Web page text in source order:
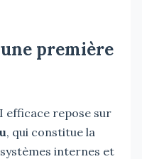
première
efficace repose sur
, qui constitue la
internes et